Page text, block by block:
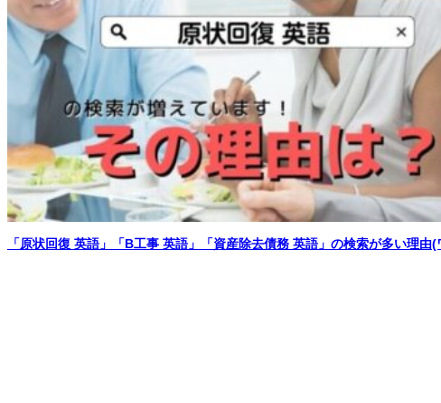
「原状回復 英語」「B工事 英語」「資産除去債務 英語」の検索が多い理由(